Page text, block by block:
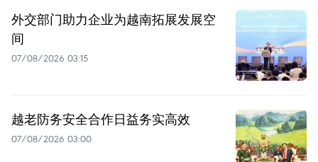
外交部门助力企业为越南拓展发展空
间
07/08/2026 03:15
越老防务安全合作日益务实高效
07/08/2026 03:00